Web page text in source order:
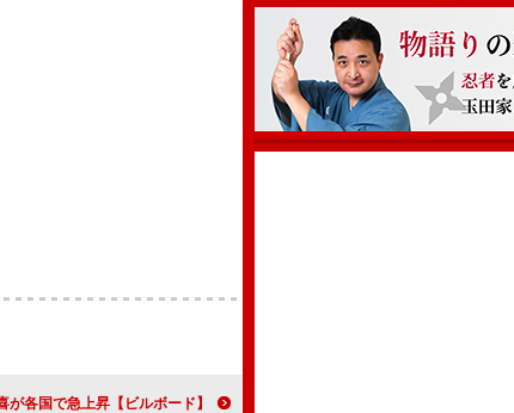
【ビルボード】King Gnu「AIZO」グローバル・ジャパン・ソングス6週連続首位 千葉雄喜が各国で急上昇